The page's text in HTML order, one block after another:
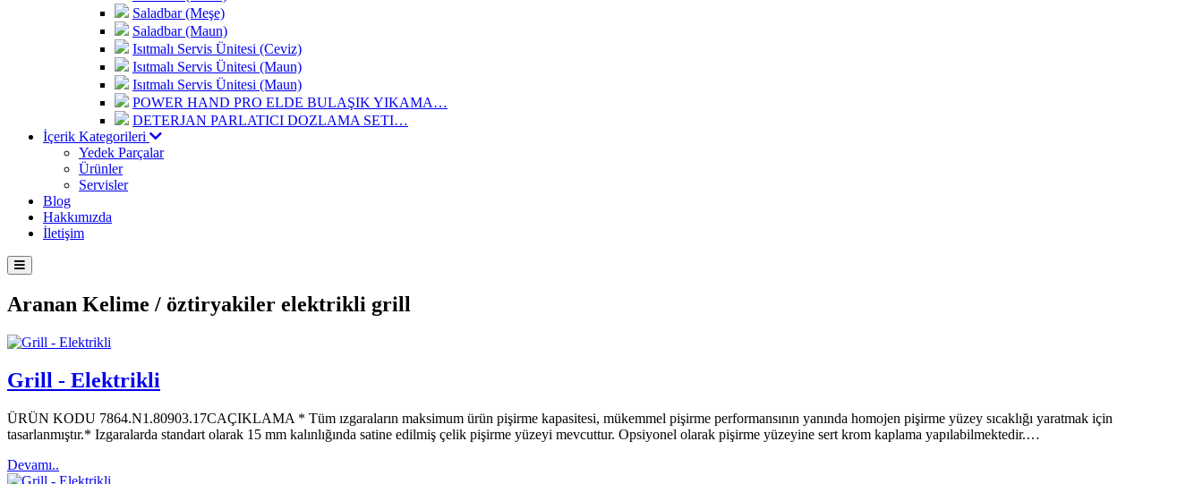
Saladbar (Meşe)
Saladbar (Maun)
Isıtmalı Servis Ünitesi (Ceviz)
Isıtmalı Servis Ünitesi (Maun)
Isıtmalı Servis Ünitesi (Maun)
POWER HAND PRO ELDE BULAŞIK YIKAMA…
DETERJAN PARLATICI DOZLAMA SETI…
İçerik Kategorileri
Yedek Parçalar
Ürünler
Servisler
Blog
Hakkımızda
İletişim
Aranan Kelime / öztiryakiler elektrikli grill
Grill - Elektrikli
ÜRÜN KODU 7864.N1.80903.17CAÇIKLAMA * Tüm ızgaraların maksimum ürün pişirme kapasitesi, mükemmel pişirme performansının yanında homojen pişirme yüzey sıcaklığı yaratmak için
tasarlanmıştır.* Izgaralarda standart olarak 15 mm kalınlığında satine edilmiş çelik pişirme yüzeyi mevcuttur. Opsiyonel olarak pişirme yüzeyine sert krom kaplama yapılabilmektedir.…
Devamı..